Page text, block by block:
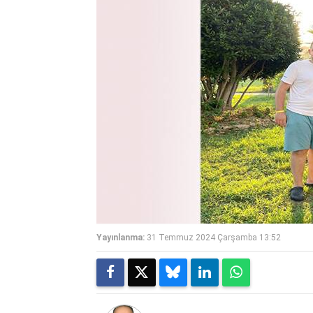
Yayınlanma: 31 Temmuz 2024 Çarşamba 13:52